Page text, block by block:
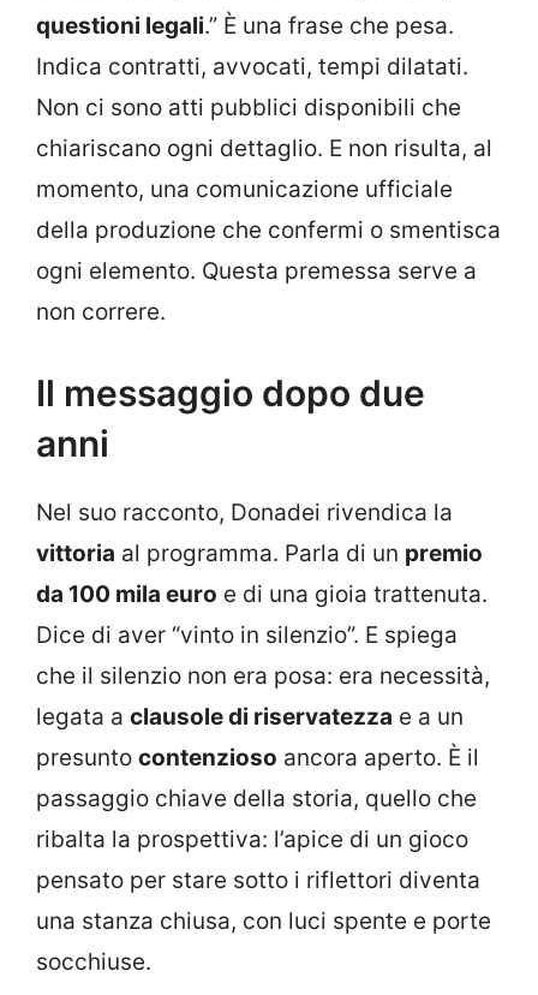
questioni legali.” È una frase che pesa.
Indica contratti, avvocati, tempi dilatati.
Non ci sono atti pubblici disponibili che
chiariscano ogni dettaglio. E non risulta, al
momento, una comunicazione ufficiale
della produzione che confermi o smentisca
ogni elemento. Questa premessa serve a
non correre.
Il messaggio dopo due
anni
Nel suo racconto, Donadei rivendica la
vittoria al programma. Parla di un premio
da 100 mila euro e di una gioia trattenuta.
Dice di aver “vinto in silenzio”. E spiega
che il silenzio non era posa: era necessità,
legata a clausole di riservatezza e a un
presunto contenzioso ancora aperto. È il
passaggio chiave della storia, quello che
ribalta la prospettiva: l’apice di un gioco
pensato per stare sotto i riflettori diventa
una stanza chiusa, con luci spente e porte
socchiuse.